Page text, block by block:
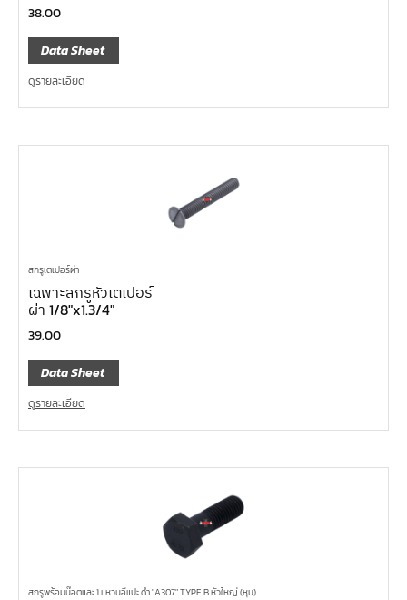
38.00
Data Sheet
ดูรายละเอียด
สกรูเตเปอร์ผ่า
เฉพาะสกรูหัวเตเปอร์
ผ่า 1/8″x1.3/4″
39.00
Data Sheet
ดูรายละเอียด
สกรูพร้อมน๊อตและ 1 แหวนอีแปะ ดำ "A307" TYPE B หัวใหญ่ (หุน)